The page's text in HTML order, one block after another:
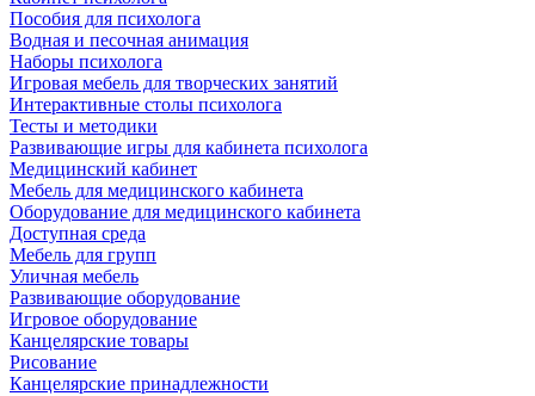
Пособия для психолога
Водная и песочная анимация
Наборы психолога
Игровая мебель для творческих занятий
Интерактивные столы психолога
Тесты и методики
Развивающие игры для кабинета психолога
Медицинский кабинет
Мебель для медицинского кабинета
Оборудование для медицинского кабинета
Доступная среда
Мебель для групп
Уличная мебель
Развивающие оборудование
Игровое оборудование
Канцелярские товары
Рисование
Канцелярские принадлежности